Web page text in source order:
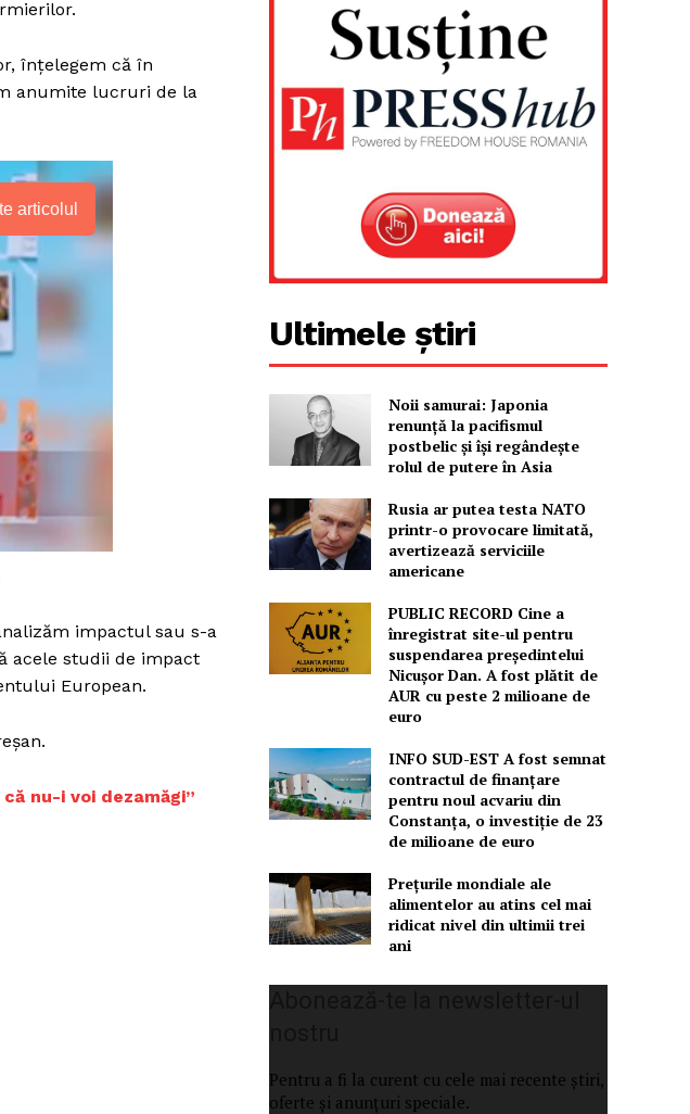
/ Echipa
înțelegem că în
anumite lucruri de la
articolul
impactul sau s-a
acele studii de impact
European.
nu-i voi dezamăgi”
Ultimele știri
Noii samurai: Japonia
renunță la pacifismul
postbelic și își regândește
rolul de putere în Asia
Rusia ar putea testa NATO
printr-o provocare limitată,
avertizează serviciile
americane
PUBLIC RECORD Cine a
înregistrat site-ul pentru
suspendarea președintelui
Nicușor Dan. A fost plătit de
AUR cu peste 2 milioane de
euro
INFO SUD-EST A fost semnat
contractul de finanțare
pentru noul acvariu din
Constanța, o investiție de 23
de milioane de euro
Prețurile mondiale ale
alimentelor au atins cel mai
ridicat nivel din ultimii trei
ani
Pentru a fi la curent cu cele mai recente știri,
oferte și anunțuri speciale.